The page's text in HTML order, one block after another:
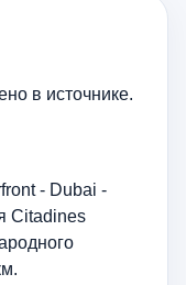
в источнике.
- Dubai -
Citadines